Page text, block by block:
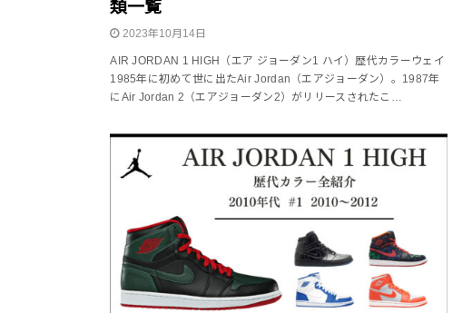
類一覧
2023年10月14日
AIR JORDAN 1 HIGH（エア ジョーダン1 ハイ）歴代カラーウェイ
1985年に初めて世に出たAir Jordan（エアジョーダン）。1987年
にAir Jordan 2（エアジョーダン2）がリリースされたこ…